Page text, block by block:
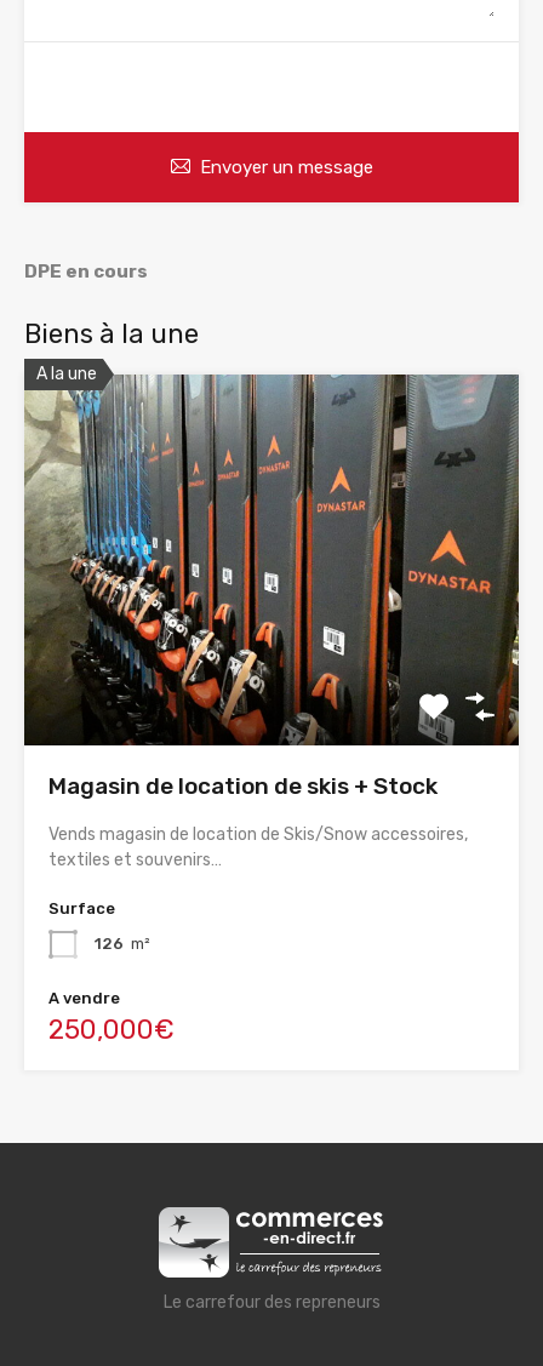
Envoyer un message
DPE en cours
Biens à la une
A la une
Magasin de location de skis + Stock
Vends magasin de location de Skis/Snow accessoires,
textiles et souvenirs…
Surface
126 m²
A vendre
250,000€
Le carrefour des repreneurs